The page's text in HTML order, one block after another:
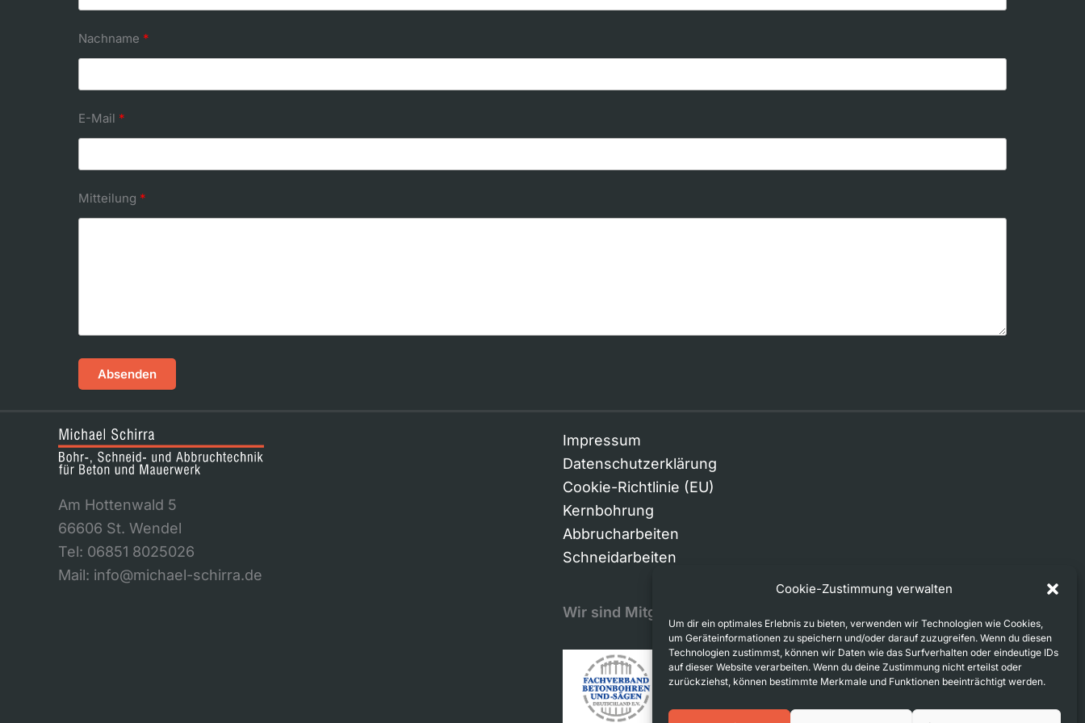
Cookie-Zustimmung verwalten
Um dir ein optimales Erlebnis zu bieten, verwenden wir Technologien wie Cookies,
um Geräteinformationen zu speichern und/oder darauf zuzugreifen. Wenn du diesen
Technologien zustimmst, können wir Daten wie das Surfverhalten oder eindeutige IDs
auf dieser Website verarbeiten. Wenn du deine Zustimmung nicht erteilst oder
zurückziehst, können bestimmte Merkmale und Funktionen beeinträchtigt werden.
Nachname
E-Mail
Mitteilung
Absenden
Am Hottenwald 5
66606 St. Wendel
Tel: 06851 8025026
Mail: info@michael-schirra.de
Impressum
Datenschutzerklärung
Cookie-Richtlinie (EU)
Kernbohrung
Abbrucharbeiten
Schneidarbeiten
Wir sind Mitglied im